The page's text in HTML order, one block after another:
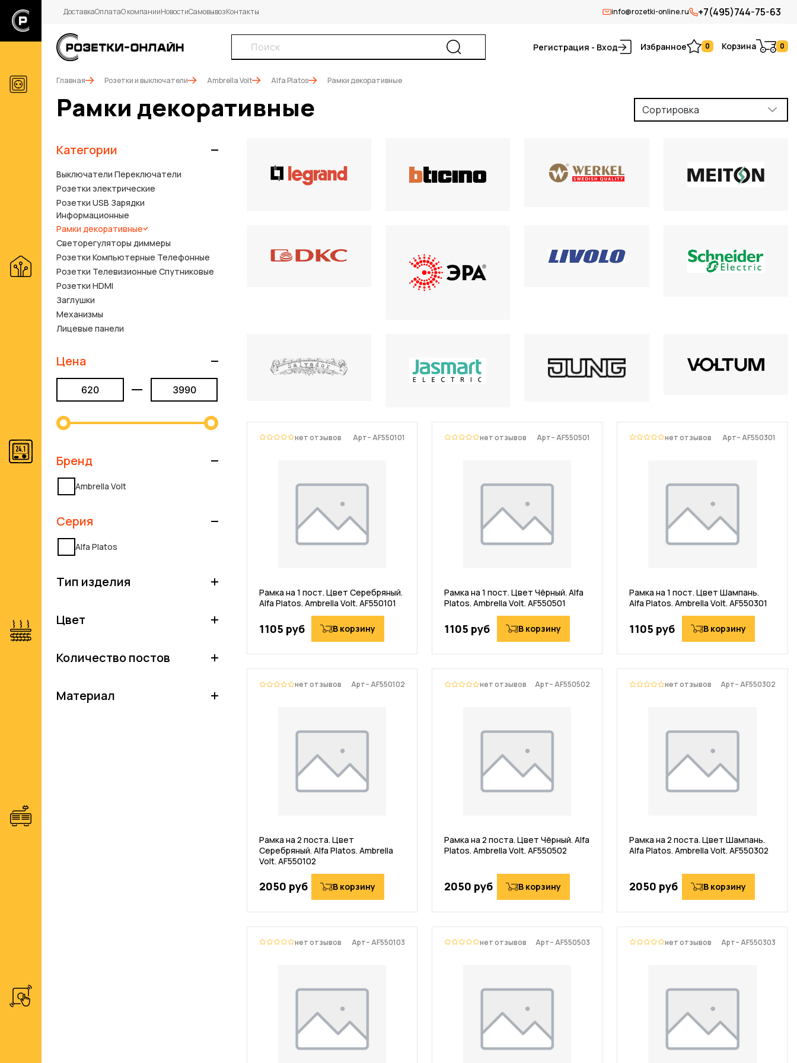
ДоставкаОплатаО компанииНовостиСамовывозКонтакты info@rozetki-online.ru +7(495)744-75-63
Регистрация - Вход Избранное 0 Корзина 0
Главная Розетки и выключатели Ambrella Volt Alfa Platos Рамки декоративные
Рамки декоративные Сортировка
Категории
Выключатели Переключатели
Розетки электрические
Розетки USB Зарядки
Информационные
Рамки декоративные
Светорегуляторы диммеры
Розетки Компьютерные Телефонные
Розетки Телевизионные Спутниковые
Розетки HDMI
Заглушки
Механизмы
Лицевые панели
Цена
Бренд
Ambrella Volt
Серия
Alfa Platos
Тип изделия
Цвет
Количество постов
Материал
нет отзывов Арт– AF550101
Рамка на 1 пост. Цвет Серебряный.
Alfa Platos. Ambrella Volt. AF550101
1105 руб В корзину
нет отзывов Арт– AF550501
Рамка на 1 пост. Цвет Чёрный. Alfa
Platos. Ambrella Volt. AF550501
1105 руб В корзину
нет отзывов Арт– AF550301
Рамка на 1 пост. Цвет Шампань.
Alfa Platos. Ambrella Volt. AF550301
1105 руб В корзину
нет отзывов Арт– AF550102
Рамка на 2 поста. Цвет
Серебряный. Alfa Platos. Ambrella
Volt. AF550102
2050 руб В корзину
нет отзывов Арт– AF550502
Рамка на 2 поста. Цвет Чёрный. Alfa
Platos. Ambrella Volt. AF550502
2050 руб В корзину
нет отзывов Арт– AF550302
Рамка на 2 поста. Цвет Шампань.
Alfa Platos. Ambrella Volt. AF550302
2050 руб В корзину
нет отзывов Арт– AF550103 нет отзывов Арт– AF550503 нет отзывов Арт– AF550303